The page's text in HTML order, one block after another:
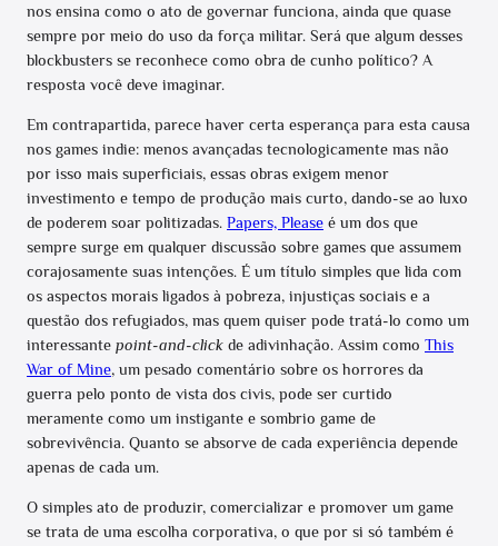
nos ensina como o ato de governar funciona, ainda que quase
sempre por meio do uso da força militar. Será que algum desses
blockbusters se reconhece como obra de cunho político? A
resposta você deve imaginar.
Em contrapartida, parece haver certa esperança para esta causa
nos games indie: menos avançadas tecnologicamente mas não
por isso mais superficiais, essas obras exigem menor
investimento e tempo de produção mais curto, dando-se ao luxo
de poderem soar politizadas. Papers, Please é um dos que
sempre surge em qualquer discussão sobre games que assumem
corajosamente suas intenções. É um título simples que lida com
os aspectos morais ligados à pobreza, injustiças sociais e a
questão dos refugiados, mas quem quiser pode tratá-lo como um
interessante point-and-click de adivinhação. Assim como This
War of Mine, um pesado comentário sobre os horrores da
guerra pelo ponto de vista dos civis, pode ser curtido
meramente como um instigante e sombrio game de
sobrevivência. Quanto se absorve de cada experiência depende
apenas de cada um.
O simples ato de produzir, comercializar e promover um game
se trata de uma escolha corporativa, o que por si só também é